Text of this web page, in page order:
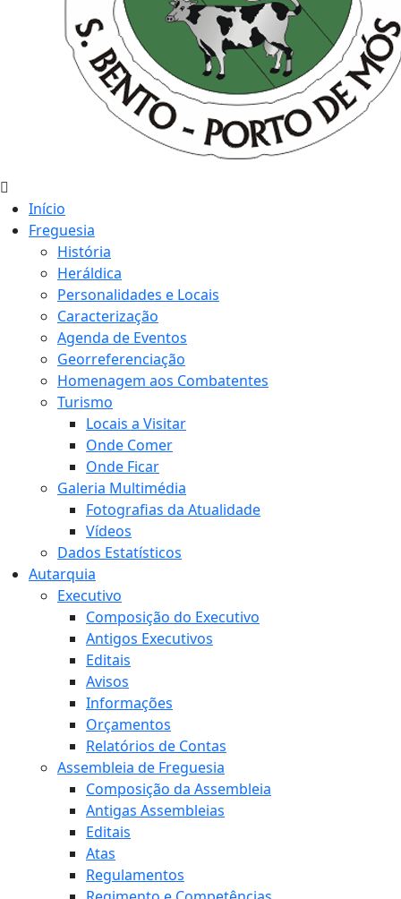
Início
Freguesia
História
Heráldica
Personalidades e Locais
Caracterização
Agenda de Eventos
Georreferenciação
Homenagem aos Combatentes
Turismo
Locais a Visitar
Onde Comer
Onde Ficar
Galeria Multimédia
Fotografias da Atualidade
Vídeos
Dados Estatísticos
Autarquia
Executivo
Composição do Executivo
Antigos Executivos
Editais
Avisos
Informações
Orçamentos
Relatórios de Contas
Assembleia de Freguesia
Composição da Assembleia
Antigas Assembleias
Editais
Atas
Regulamentos